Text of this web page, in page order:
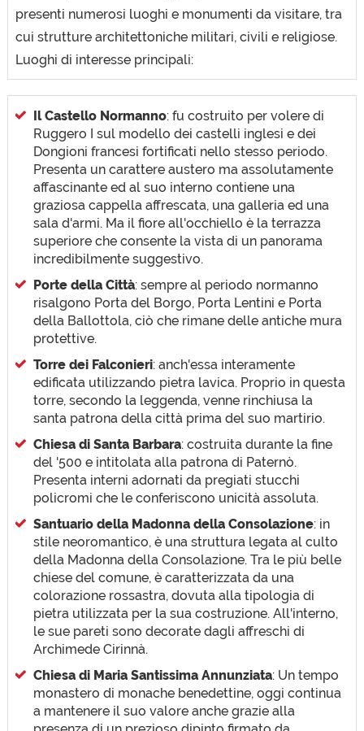
presenti numerosi luoghi e monumenti da visitare, tra
cui strutture architettoniche militari, civili e religiose.
Luoghi di interesse principali:
Il Castello Normanno: fu costruito per volere di
Ruggero I sul modello dei castelli inglesi e dei
Dongioni francesi fortificati nello stesso periodo.
Presenta un carattere austero ma assolutamente
affascinante ed al suo interno contiene una
graziosa cappella affrescata, una galleria ed una
sala d'armi. Ma il fiore all'occhiello è la terrazza
superiore che consente la vista di un panorama
incredibilmente suggestivo.
Porte della Città: sempre al periodo normanno
risalgono Porta del Borgo, Porta Lentini e Porta
della Ballottola, ciò che rimane delle antiche mura
protettive.
Torre dei Falconieri: anch'essa interamente
edificata utilizzando pietra lavica. Proprio in questa
torre, secondo la leggenda, venne rinchiusa la
santa patrona della città prima del suo martirio.
Chiesa di Santa Barbara: costruita durante la fine
del '500 e intitolata alla patrona di Paternò.
Presenta interni adornati da pregiati stucchi
policromi che le conferiscono unicità assoluta.
Santuario della Madonna della Consolazione: in
stile neoromantico, è una struttura legata al culto
della Madonna della Consolazione. Tra le più belle
chiese del comune, è caratterizzata da una
colorazione rossastra, dovuta alla tipologia di
pietra utilizzata per la sua costruzione. All'interno,
le sue pareti sono decorate dagli affreschi di
Archimede Cirinnà.
Chiesa di Maria Santissima Annunziata: Un tempo
monastero di monache benedettine, oggi continua
a mantenere il suo valore anche grazie alla